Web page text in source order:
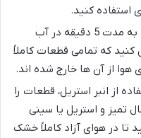
استفاده کنید.
پس از شستشو، تمامی قطعات را به مدت 5 دقیقه در آب
که تمامی قطعات کاملاً
هوا از آن ها خارج شده اند.
از انبر استریل، قطعات را
تمیز و استریل یا سینی
در هوای آزاد کاملاً خشک